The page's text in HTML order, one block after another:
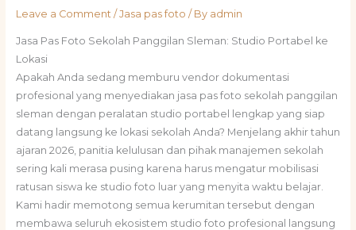
Leave a Comment / Jasa pas foto / By admin
Jasa Pas Foto Sekolah Panggilan Sleman: Studio Portabel ke
Lokasi
Apakah Anda sedang memburu vendor dokumentasi
profesional yang menyediakan jasa pas foto sekolah panggilan
sleman dengan peralatan studio portabel lengkap yang siap
datang langsung ke lokasi sekolah Anda? Menjelang akhir tahun
ajaran 2026, panitia kelulusan dan pihak manajemen sekolah
sering kali merasa pusing karena harus mengatur mobilisasi
ratusan siswa ke studio foto luar yang menyita waktu belajar.
Kami hadir memotong semua kerumitan tersebut dengan
membawa seluruh ekosistem studio foto profesional langsung